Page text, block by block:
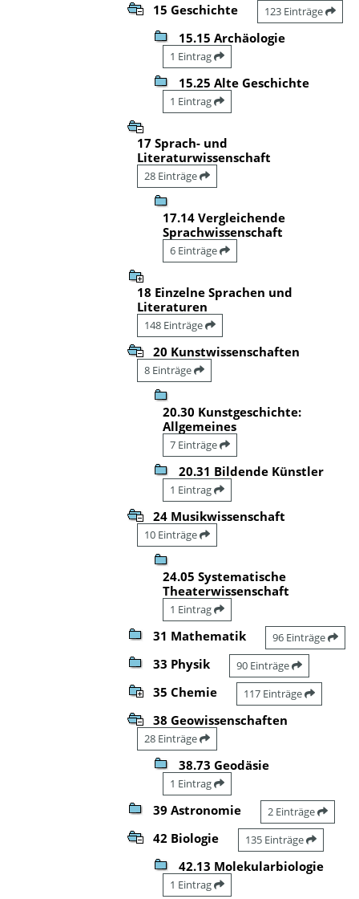
15 Geschichte 123 Einträge
15.15 Archäologie
1 Eintrag
15.25 Alte Geschichte
1 Eintrag
17 Sprach- und
Literaturwissenschaft
28 Einträge
17.14 Vergleichende
Sprachwissenschaft
6 Einträge
18 Einzelne Sprachen und
Literaturen
148 Einträge
20 Kunstwissenschaften
8 Einträge
20.30 Kunstgeschichte:
Allgemeines
7 Einträge
20.31 Bildende Künstler
1 Eintrag
24 Musikwissenschaft
10 Einträge
24.05 Systematische
Theaterwissenschaft
1 Eintrag
31 Mathematik 96 Einträge
33 Physik 90 Einträge
35 Chemie 117 Einträge
38 Geowissenschaften
28 Einträge
38.73 Geodäsie
1 Eintrag
39 Astronomie 2 Einträge
42 Biologie 135 Einträge
42.13 Molekularbiologie
1 Eintrag